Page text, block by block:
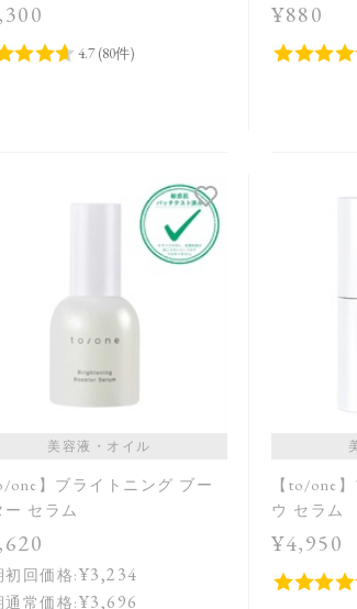
¥880
美容液・オイル
one】ブライトニング ブー
ー セラム
初回価格:¥3,234
通常価格:¥3,696
【to/one
ウ セラム
¥4,950